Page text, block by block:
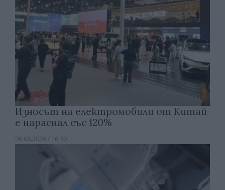
Износът на електромобили от Китай
е нараснал със 120%
06.08.2026 / 16:30